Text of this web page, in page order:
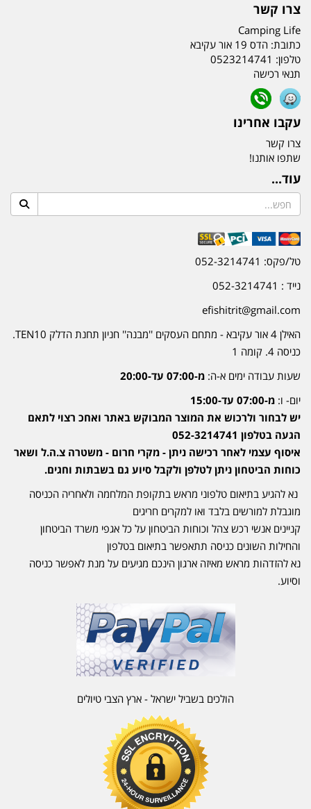
צרו קשר
Camping Life
כתובת: הדס 19 אור עקיבא
טלפון: 0523214741
תנאי רכישה
עקבו אחרינו
צרו קשר
שתפו אותנו!
עוד...
טל/פקס: 052-3214741
נייד : 052-3214741
efishitrit@gmail.com
האילן 4 אור עקיבא - מתחם העסקים ''מבנה'' חניון תחנת הדלק TEN10.
כניסה 4. קומה 1
שעות עבודה ימים א-ה: מ-07:00 עד-20:00
יום- ו: מ-07:00 עד-15:00
יש לבחור ולרכוש את המוצר המבוקש באתר ואחכ רצוי לתאם
הגעה בטלפון 052-3214741
איסוף עצמי לאחר רכישה ניתן - מקרי חרום - משטרה צ.ה.ל ושאר
כוחות הביטחון ניתן לטלפן ולקבל סיוע גם בשבתות וחגים.
נא להגיע בתיאום טלפוני מראש בתקופת המלחמה ולאחריה הכניסה
מוגבלת למורשים בלבד ואו למקרים חריגים
קניינים אנשי רכש צהל וכוחות הביטחון על כל אגפי משרד הביטחון
והחילות השונים כניסה תתאפשר בתיאום בטלפון
נא להזדהות מראש מאיזה ארגון הינכם מגיעים על מנת לאפשר כניסה
וסיוע.
הולכים בשביל ישראל - ארץ הצבי טיולים